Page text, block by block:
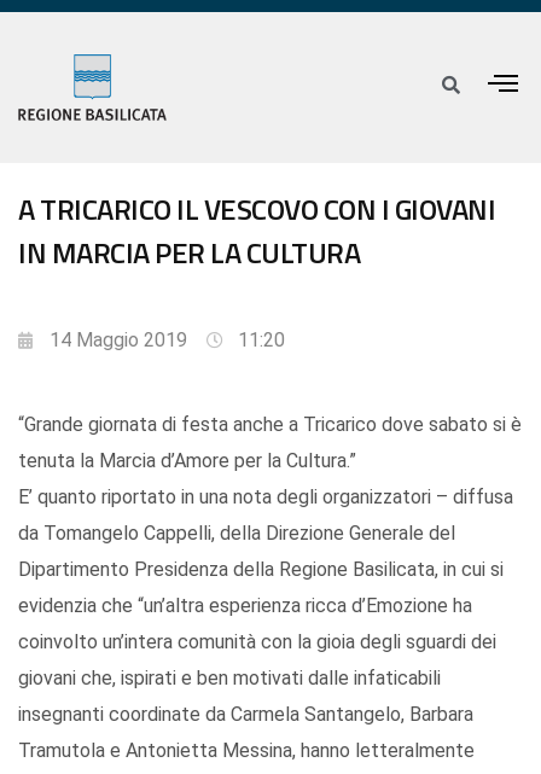
A TRICARICO IL VESCOVO CON I GIOVANI
IN MARCIA PER LA CULTURA
14 Maggio 2019 11:20
“Grande giornata di festa anche a Tricarico dove sabato si è
tenuta la Marcia d’Amore per la Cultura.”
E’ quanto riportato in una nota degli organizzatori – diffusa
da Tomangelo Cappelli, della Direzione Generale del
Dipartimento Presidenza della Regione Basilicata, in cui si
evidenzia che “un’altra esperienza ricca d’Emozione ha
coinvolto un’intera comunità con la gioia degli sguardi dei
giovani che, ispirati e ben motivati dalle infaticabili
insegnanti coordinate da Carmela Santangelo, Barbara
Tramutola e Antonietta Messina, hanno letteralmente